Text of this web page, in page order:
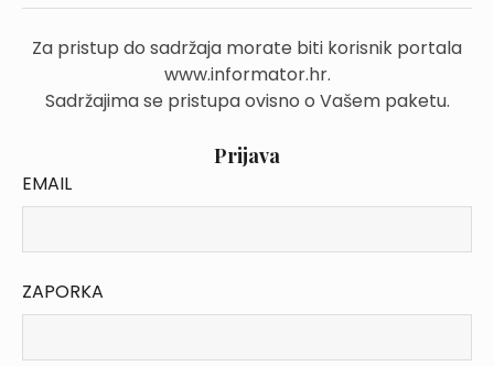
Za pristup do sadržaja morate biti korisnik portala
www.informator.hr.
Sadržajima se pristupa ovisno o Vašem paketu.
Prijava
EMAIL
ZAPORKA